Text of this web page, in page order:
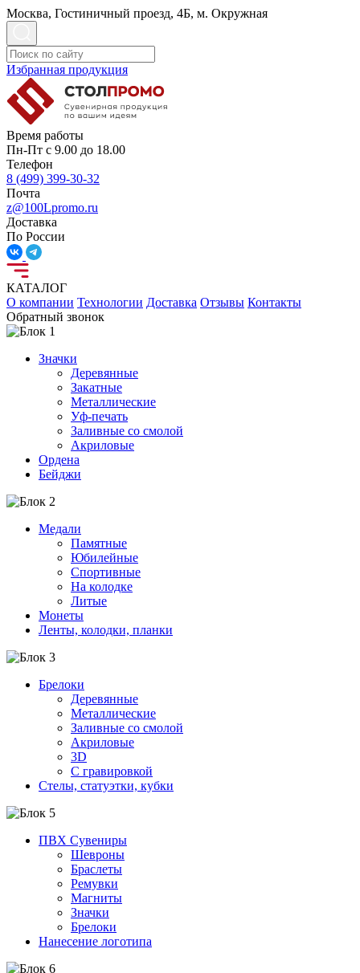
Москва, Гостиничный проезд, 4Б, м. Окружная
Избранная продукция
Время работы
Пн-Пт с 9.00 до 18.00
Телефон
8 (499) 399-30-32
Почта
z@100Lpromo.ru
Доставка
По России
КАТАЛОГ
О компании Технологии Доставка Отзывы Контакты
Обратный звонок
Значки
Деревянные
Закатные
Металлические
Уф-печать
Заливные со смолой
Акриловые
Ордена
Бейджи
Медали
Памятные
Юбилейные
Спортивные
На колодке
Литые
Монеты
Ленты, колодки, планки
Брелоки
Деревянные
Металлические
Заливные со смолой
Акриловые
3D
C гравировкой
Стелы, статуэтки, кубки
ПВХ Сувениры
Шевроны
Браслеты
Ремувки
Магниты
Значки
Брелоки
Нанесение логотипа